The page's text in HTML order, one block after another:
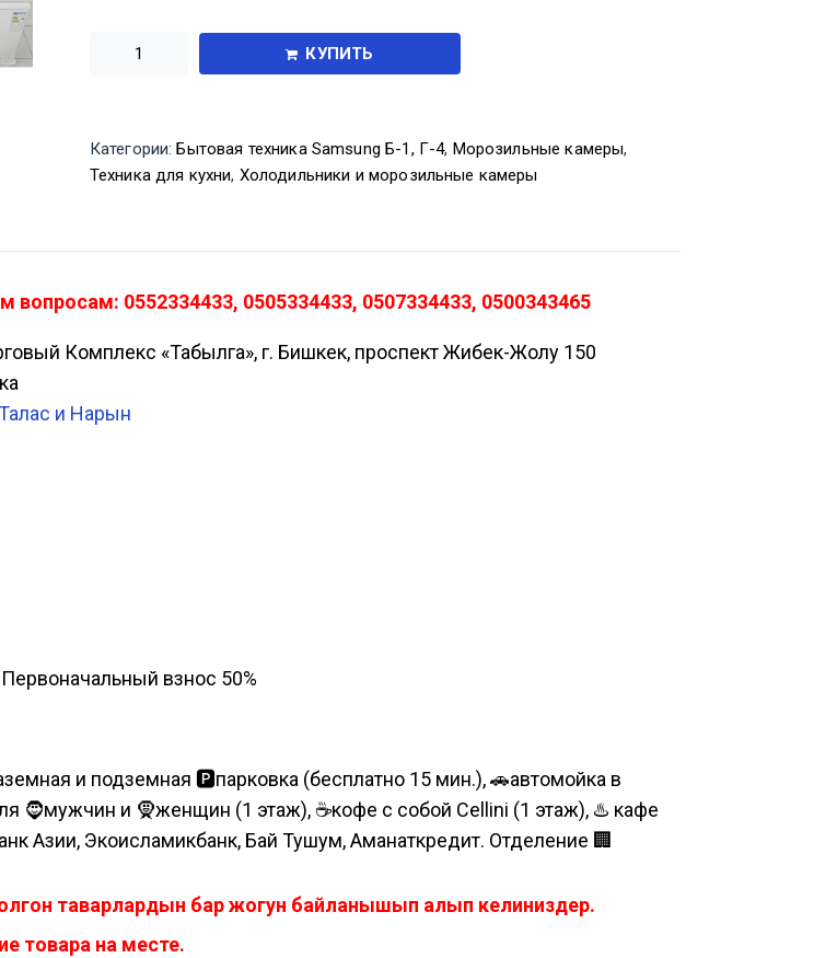
КУПИТЬ
Категории: Бытовая техника Samsung Б-1, Г-4, Морозильные камеры,
Техника для кухни, Холодильники и морозильные камеры
0552334433, 0505334433, 0507334433, 0500343465
Комплекс «Табылга», г. Бишкек, проспект Жибек-Жолу 150
и Нарын
взнос 50%
и подземная 🅿парковка (бесплатно 15 мин.), 🚗автомойка в
🧔мужчин и 🧕женщин (1 этаж), ☕кофе с собой Cellini (1 этаж), ♨️ кафе
Азии, Экоисламикбанк, Бай Тушум, Аманаткредит. Отделение 🏢
таварлардын бар жогун байланышып алып келиниздер.
товара на месте.